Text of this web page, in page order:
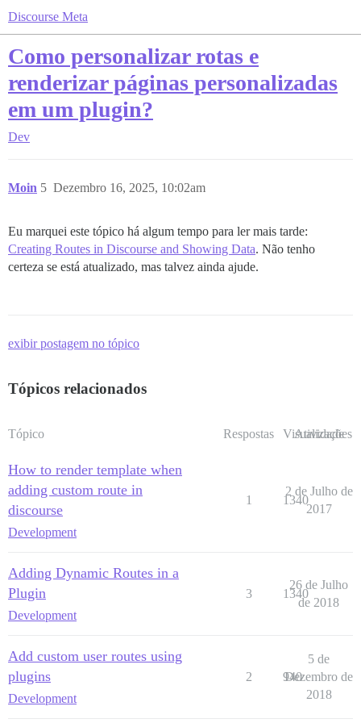
Discourse Meta
Como personalizar rotas e
renderizar páginas personalizadas
em um plugin?
Dev
Moin Dezembro 16, 2025, 10:02am
5
Eu marquei este tópico há algum tempo para ler mais tarde:
Creating Routes in Discourse and Showing Data. Não tenho
certeza se está atualizado, mas talvez ainda ajude.
exibir postagem no tópico
Tópicos relacionados
Tópico Respostas Visualizações
Atividade
How to render template when
adding custom route in
discourse
Development
1 1340
2 de Julho de
2017
Adding Dynamic Routes in a
Plugin
Development
3 1340
26 de Julho
de 2018
Add custom user routes using
plugins
Development
2 940
5 de
Dezembro de
2018